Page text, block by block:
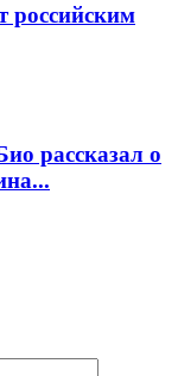
рассказал о